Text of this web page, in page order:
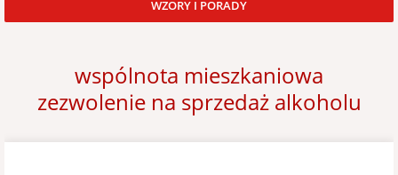
WZORY I PORADY
wspólnota mieszkaniowa
zezwolenie na sprzedaż alkoholu